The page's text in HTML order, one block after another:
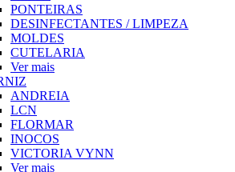
PONTEIRAS
DESINFECTANTES / LIMPEZA
MOLDES
CUTELARIA
Ver mais
ANDREIA
LCN
FLORMAR
INOCOS
VICTORIA VYNN
Ver mais